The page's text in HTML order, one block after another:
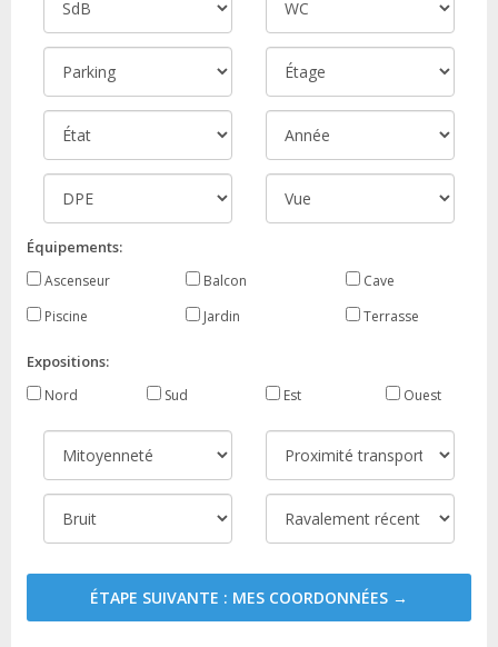
Équipements:
Ascenseur Balcon
Cave
Piscine
Jardin Terrasse
Expositions:
Nord Sud Est Ouest
ÉTAPE SUIVANTE : MES COORDONNÉES →